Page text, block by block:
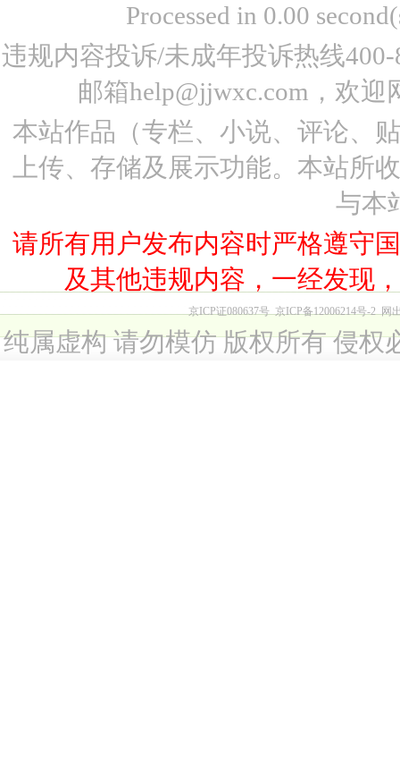
Processed in 0.00
违规内容投诉/未成年投诉热线
邮箱help@jjwxc.com，欢
本站作品（专栏、小说、评论、
上传、存储及展示功能。本站所
与本
请所有用户发布内容时严格遵守
及其他违规内容，一经发现
京ICP证080637号 京ICP备12006214号-2 网
纯属虚构 请勿模仿 版权所有 侵权